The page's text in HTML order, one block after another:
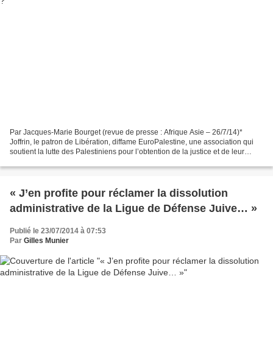
Par Jacques-Marie Bourget (revue de presse : Afrique Asie – 26/7/14)*
Joffrin, le patron de Libération, diffame EuroPalestine, une association qui
soutient la lutte des Palestiniens pour l’obtention de la justice et de leur
« J’en profite pour réclamer la dissolution
administrative de la Ligue de Défense Juive… »
Publié le 23/07/2014 à 07:53
Par Gilles Munier